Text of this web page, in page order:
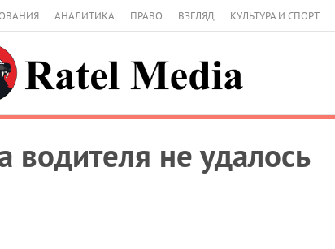
АНАЛИТИКА ПРАВО ВЗГЛЯД КУЛЬТУРА И СПОРТ
водителя не удалось